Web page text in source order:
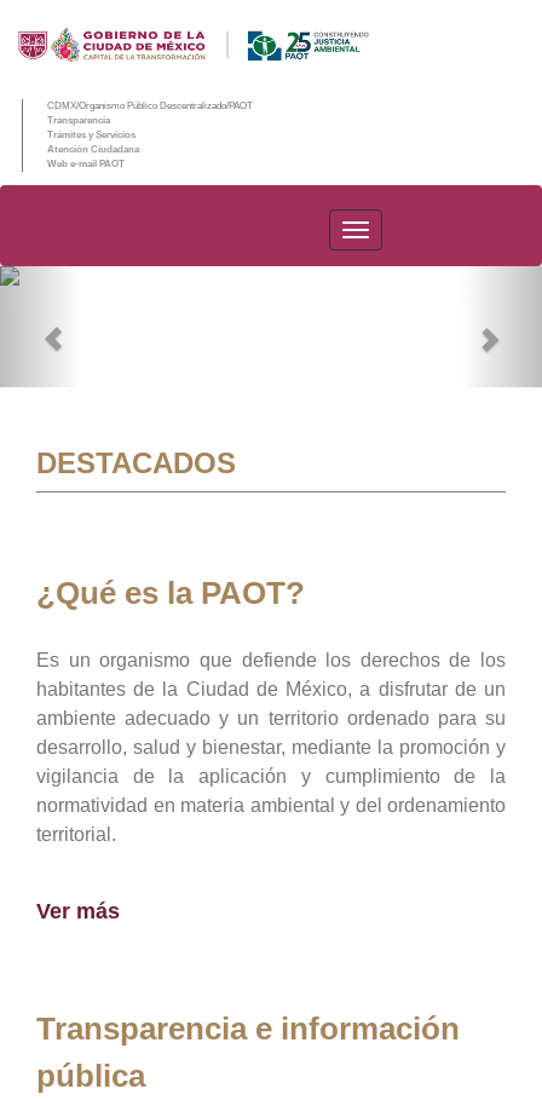
CDMX/Organismo Público Descentralizado/PAOT
Transparencia
Trámites y Servicios
Atención Ciudadana
Web e-mail PAOT
PAOT
DESTACADOS
¿Qué es la PAOT?
Es un organismo que defiende los derechos de los
habitantes de la Ciudad de México, a disfrutar de un
ambiente adecuado y un territorio ordenado para su
desarrollo, salud y bienestar, mediante la promoción y
vigilancia de la aplicación y cumplimiento de la
normatividad en materia ambiental y del ordenamiento
territorial.
Ver más
Transparencia e información
pública